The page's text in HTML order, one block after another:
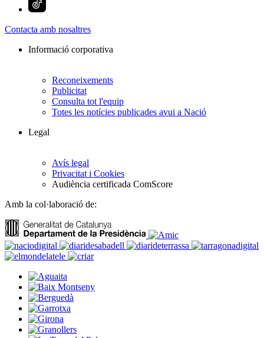
Contacta amb nosaltres
Informació corporativa
Reconeixements
Publicitat
Consulta tot l'equip
Totes les notícies publicades avui a Nació
Legal
Avís legal
Privacitat i Cookies
Audiència certificada ComScore
Amb la col·laboració de: